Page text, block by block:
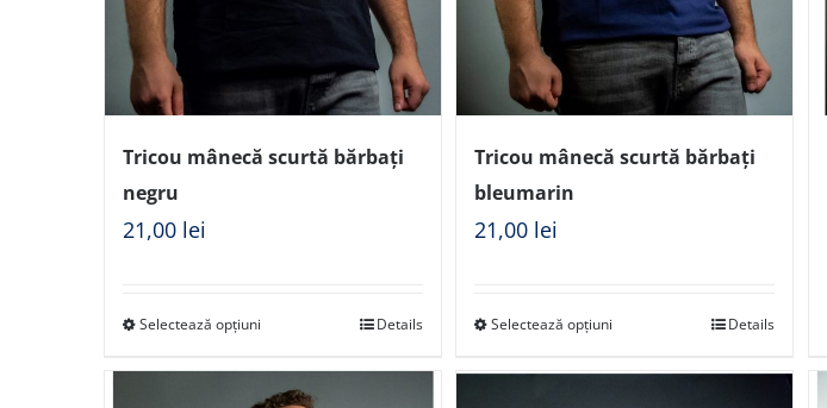
Tricou mânecă scurtă bărbați
negru
21,00 lei
Selectează opțiuni Details
Tricou mânecă scurtă bărbați
bleumarin
21,00 lei
Selectează opțiuni Details